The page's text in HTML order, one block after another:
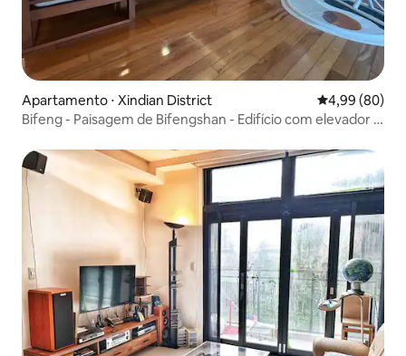
Apartamento ⋅ Xindian District 4,99 de uma
4,99 (80)
Bifeng - Paisagem de Bifengshan - Edifício com elevador -
- Estação Xindian MRT 400m - Fonte Termal Wulai - Yulong
City Xindian